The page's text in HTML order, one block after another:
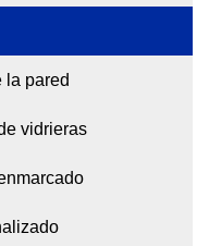
la pared
vidrieras